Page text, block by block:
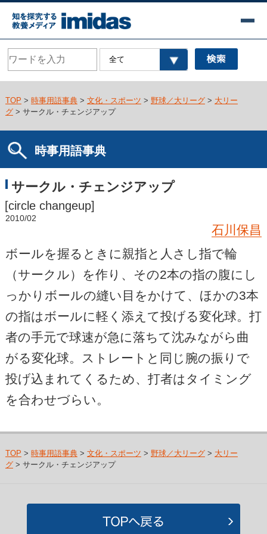
TOP > 時事用語事典> 文化・スポーツ > 野球／大リーグ> 大リー
グ> サークル・チェンジアップ
時事用語事典
サークル・チェンジアップ
[circle changeup]
2010/02
石川保昌
ボールを握るときに親指と人さし指で輪
（サークル）を作り、その2本の指の腹にし
っかりボールの縫い目をかけて、ほかの3本
の指はボールに軽く添えて投げる変化球。打
者の手元で球速が急に落ちて沈みながら曲
がる変化球。ストレートと同じ腕の振りで
投げ込まれてくるため、打者はタイミング
を合わせづらい。
TOP > 時事用語事典> 文化・スポーツ > 野球／大リーグ> 大リー
グ> サークル・チェンジアップ